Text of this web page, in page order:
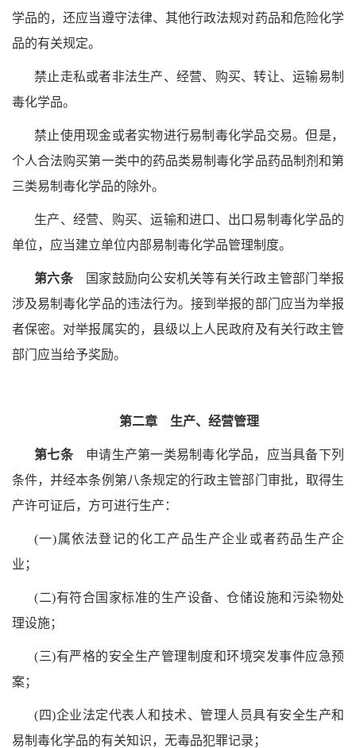
学品的，还应当遵守法律、其他行政法规对药品和危险化学
品的有关规定。
禁止走私或者非法生产、经营、购买、转让、运输易制
毒化学品。
禁止使用现金或者实物进行易制毒化学品交易。但是，
个人合法购买第一类中的药品类易制毒化学品药品制剂和第
三类易制毒化学品的除外。
生产、经营、购买、运输和进口、出口易制毒化学品的
单位，应当建立单位内部易制毒化学品管理制度。
第六条国家鼓励向公安机关等有关行政主管部门举报
涉及易制毒化学品的违法行为。接到举报的部门应当为举报
者保密。对举报属实的，县级以上人民政府及有关行政主管
部门应当给予奖励。
第二章 生产、经营管理
第七条申请生产第一类易制毒化学品，应当具备下列
条件，并经本条例第八条规定的行政主管部门审批，取得生
产许可证后，方可进行生产：
(一)属依法登记的化工产品生产企业或者药品生产企
业；
(二)有符合国家标准的生产设备、仓储设施和污染物处
理设施；
(三)有严格的安全生产管理制度和环境突发事件应急预
案；
(四)企业法定代表人和技术、管理人员具有安全生产和
易制毒化学品的有关知识，无毒品犯罪记录；